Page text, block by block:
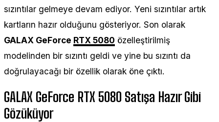
sızıntılar gelmeye devam ediyor. Yeni sızıntılar artık
kartların hazır olduğunu gösteriyor. Son olarak
GALAX GeForce RTX 5080 özelleştirilmiş
modelinden bir sızıntı geldi ve yine bu sızıntı da
doğrulayacağı bir özellik olarak öne çıktı.
GALAX GeForce RTX 5080 Satışa Hazır Gibi
Gözüküyor